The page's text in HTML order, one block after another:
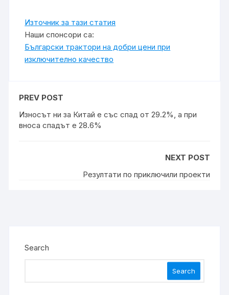
Източник за тази статия
Наши спонсори са:
Български трактори на добри цени при
изключително качество
PREV POST
Износът ни за Китай е със спад от 29.2%, а при
вноса спадът е 28.6%
NEXT POST
Резултати по приключили проекти
Search
Search